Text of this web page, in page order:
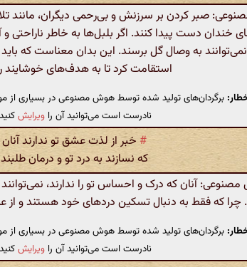
صبر کردن بر سرزنش و بی‌رحمی دیگران، مانند
خندان دست پیدا کنند. اگر بلبل‌ها به خاطر ناراحتی و
به وصال گل برسند. این بدان معناست که باید
استقامت کرد تا به هدف‌های خوشایند
برگردان‌های تولید شده توسط هوش مصنوعی در بسیاری از
نادرست است می‌توانید آن را ویرایش
# خبر از لذت عشق تو ندارند آنان
که نسازند به درد تو و درمان طلبند
آنان که درک و احساس تو را ندارند،
چرا که فقط به دنبال تسکین دردهای خود هستند و از
برگردان‌های تولید شده توسط هوش مصنوعی در بسیاری از
نادرست است می‌توانید آن را ویرایش